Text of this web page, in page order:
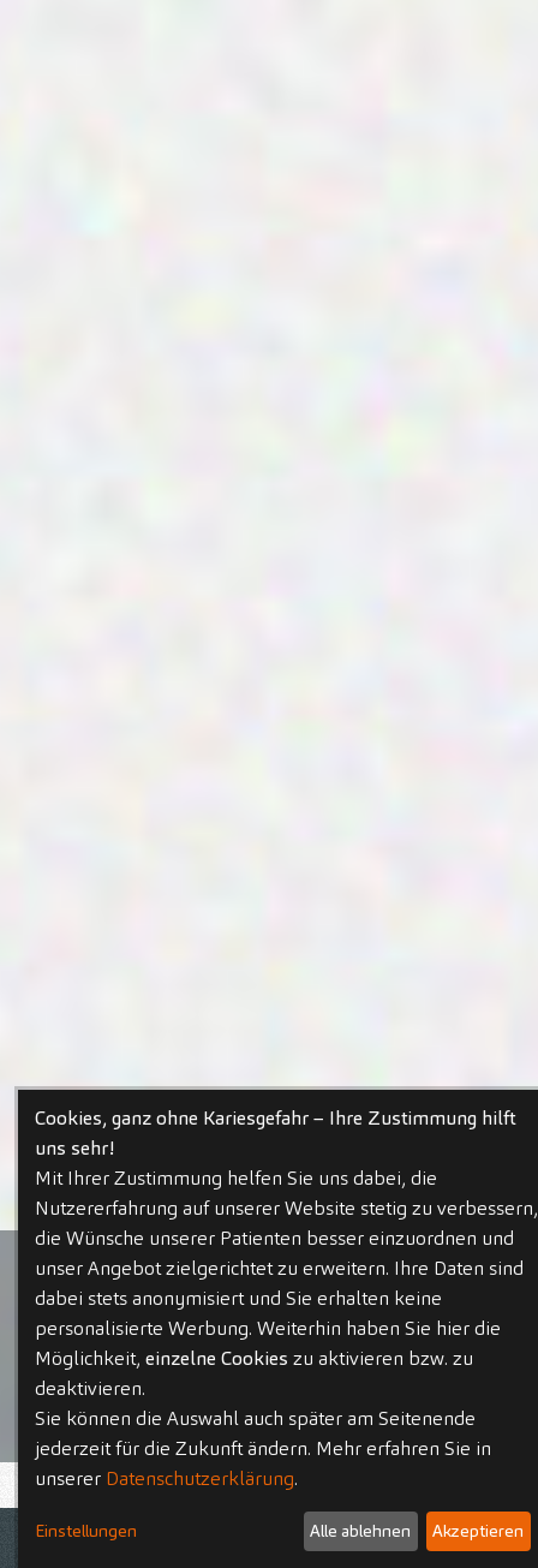
Aktuelle Stellenangebote
Cookies, ganz ohne Kariesgefahr – Ihre Zustimmung hilft
uns sehr!
Mit Ihrer Zustimmung helfen Sie uns dabei, die
Nutzererfahrung auf unserer Website stetig zu verbessern,
die Wünsche unserer Patienten besser einzuordnen und
unser Angebot zielgerichtet zu erweitern. Ihre Daten sind
dabei stets anonymisiert und Sie erhalten keine
personalisierte Werbung. Weiterhin haben Sie hier die
Möglichkeit, einzelne Cookies zu aktivieren bzw. zu
deaktivieren.
Sie können die Auswahl auch später am Seitenende
jederzeit für die Zukunft ändern. Mehr erfahren Sie in
unserer Datenschutzerklärung.
Einstellungen Alle ablehnen Akzeptieren